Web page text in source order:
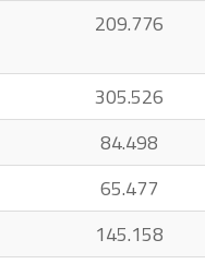
209.776
305.526
84.498
65.477
145.158